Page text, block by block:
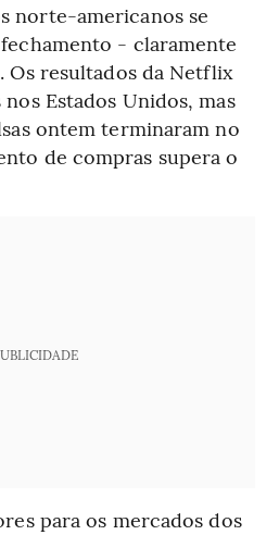
norte-americanos se
- claramente
resultados da Netflix
Estados Unidos, mas
ontem terminaram no
de compras supera o
para os mercados dos